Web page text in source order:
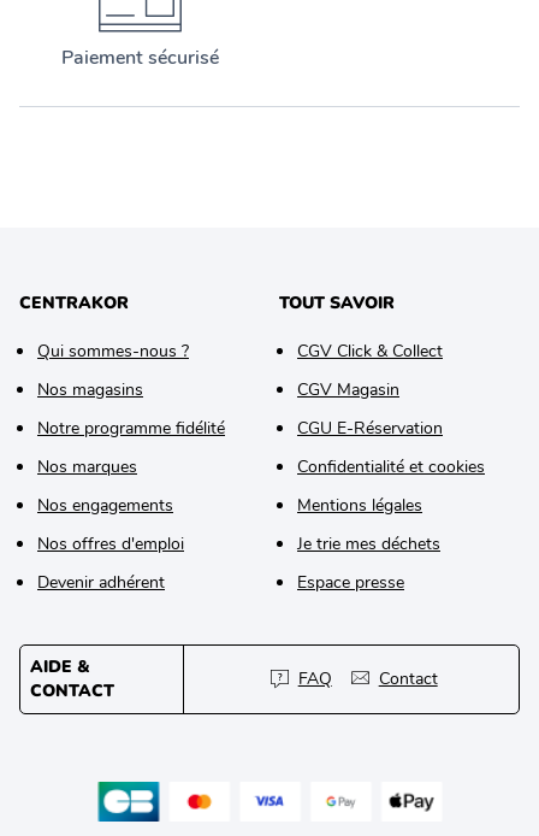
Paiement sécurisé
CENTRAKOR
Qui sommes-nous ?
Nos magasins
Notre programme fidélité
Nos marques
Nos engagements
Nos offres d'emploi
Devenir adhérent
TOUT SAVOIR
CGV Click & Collect
CGV Magasin
CGU E-Réservation
Confidentialité et cookies
Mentions légales
Je trie mes déchets
Espace presse
AIDE &
CONTACT
FAQ Contact